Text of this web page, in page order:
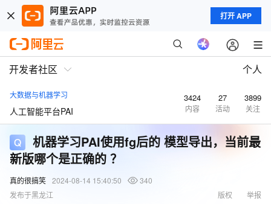
打开 APP
开发者社区 个人
大数据与机器学习
人工智能平台PAI
3424
内容
27
活动
3899
关注
机器学习PAI使用fg后的 模型导出，当前最
新版哪个是正确的 ？
真的很搞笑 2024-08-14 15:40:50
340
发布于黑龙江
举报
版权